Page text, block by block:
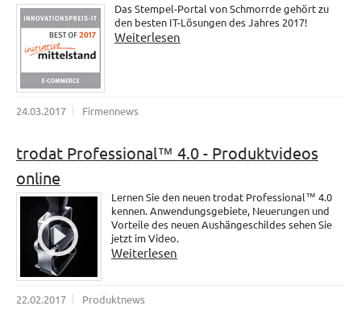
Das Stempel-Portal von Schmorrde gehört zu
den besten IT-Lösungen des Jahres 2017!
Weiterlesen
24.03.2017 Firmennews
trodat Professional™ 4.0 - Produktvideos
online
Lernen Sie den neuen trodat Professional™ 4.0
kennen. Anwendungsgebiete, Neuerungen und
Vorteile des neuen Aushängeschildes sehen Sie
jetzt im Video.
Weiterlesen
22.02.2017 Produktnews